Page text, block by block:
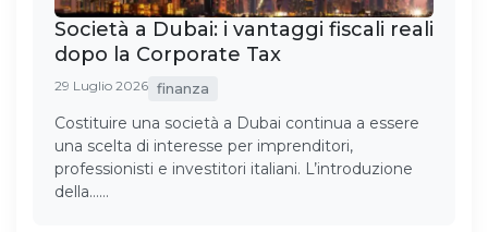
Società a Dubai: i vantaggi fiscali reali
dopo la Corporate Tax
29 Luglio 2026 finanza
Costituire una società a Dubai continua a essere
una scelta di interesse per imprenditori,
professionisti e investitori italiani. L’introduzione
della……